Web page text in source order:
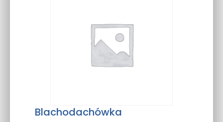
Blachodachówka